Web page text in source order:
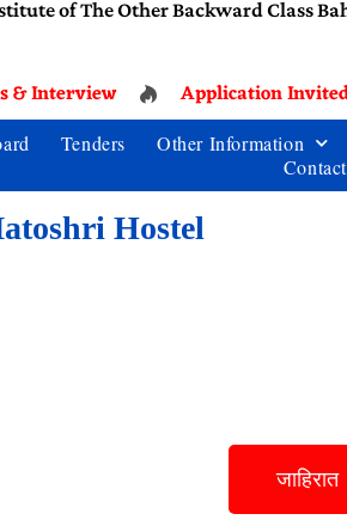
of The Other Backward Class
Interview Application
Tenders Other Information
Contact
Hostel
जाहिरात